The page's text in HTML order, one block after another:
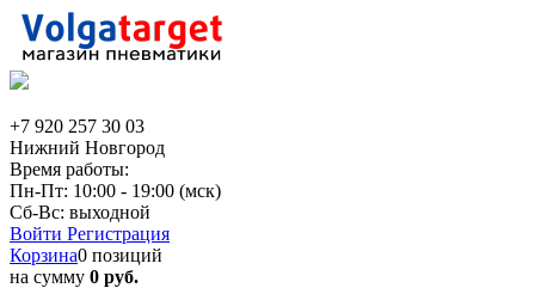
+7 920 257 30 03
Нижний Новгород
Время работы:
Пн-Пт: 10:00 - 19:00 (мск)
Сб-Вс: выходной
Войти Регистрация
Корзина0 позиций
на сумму 0 руб.